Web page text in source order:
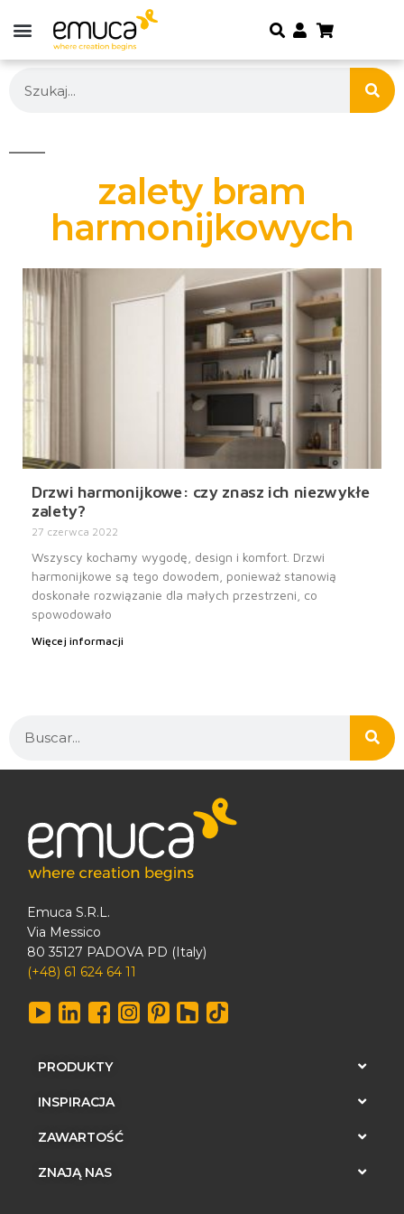
zalety bram
harmonijkowych
Drzwi harmonijkowe: czy znasz ich niezwykłe
zalety?
27 czerwca 2022
Wszyscy kochamy wygodę, design i komfort. Drzwi
harmonijkowe są tego dowodem, ponieważ stanowią
doskonałe rozwiązanie dla małych przestrzeni, co
spowodowało
Więcej informacji
Emuca S.R.L.
Via Messico
80 35127 PADOVA PD (Italy)
(+48) 61 624 64 11
PRODUKTY
INSPIRACJA
ZAWARTOŚĆ
ZNAJĄ NAS